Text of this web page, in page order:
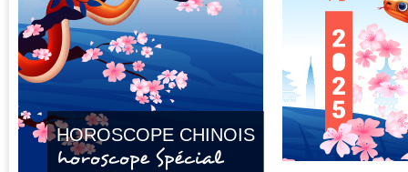
HOROSCOPE CHINOIS
horoscope Spécial